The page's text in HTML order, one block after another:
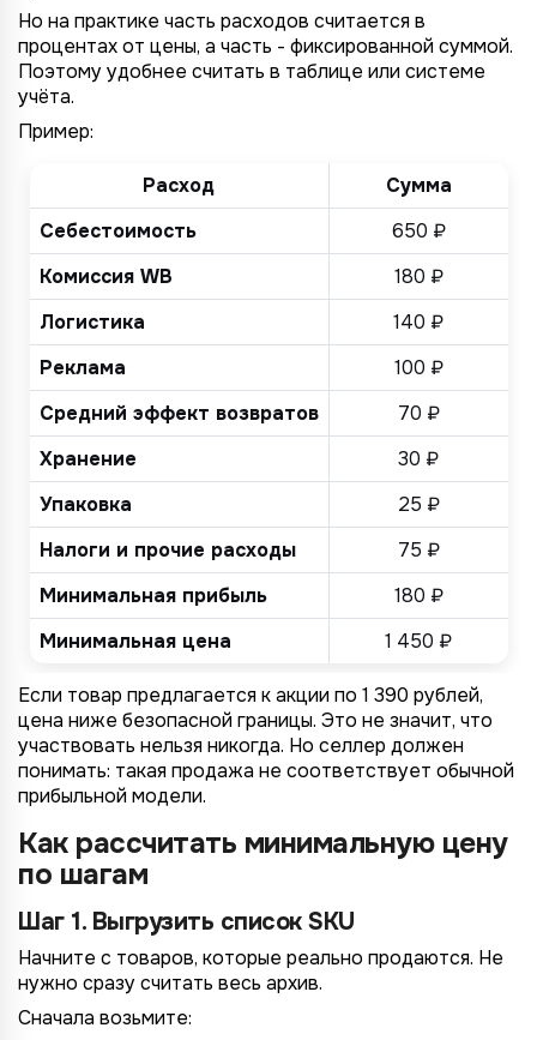
Но на практике часть расходов считается в
процентах от цены, а часть - фиксированной суммой.
Поэтому удобнее считать в таблице или системе
учёта.
Пример:
Расход
Сумма
Себестоимость
650 ₽
Комиссия WB
180 ₽
Логистика
140 ₽
Реклама
100 ₽
Средний эффект возвратов
70 ₽
Хранение
30 ₽
Упаковка
25 ₽
Налоги и прочие расходы
75 ₽
Минимальная прибыль
180 ₽
Минимальная цена
1 450 ₽
Если товар предлагается к акции по 1 390 рублей,
цена ниже безопасной границы. Это не значит, что
участвовать нельзя никогда. Но селлер должен
понимать: такая продажа не соответствует обычной
прибыльной модели.
Как рассчитать минимальную цену
по шагам
Шаг 1. Выгрузить список SKU
Начните с товаров, которые реально продаются. Не
нужно сразу считать весь архив.
Сначала возьмите:
Подключение к
TotalCRM
Подключение к
TotalCRM
1/4
Подключение к
TotalCRM
2/4
Подключение к
TotalCRM
3/4
Подключение к
TotalCRM
4/4
Подключение к
TotalCRM
Подключение к
TotalCRM